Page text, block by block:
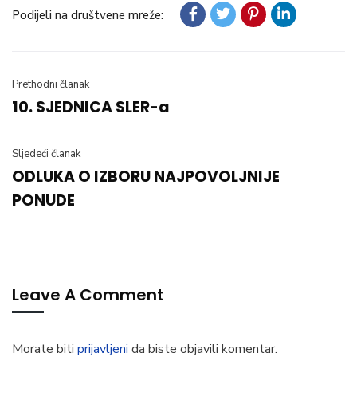
Podijeli na društvene mreže:
Prethodni članak
10. SJEDNICA SLER-a
Sljedeći članak
ODLUKA O IZBORU NAJPOVOLJNIJE
PONUDE
Leave A Comment
Morate biti prijavljeni da biste objavili komentar.